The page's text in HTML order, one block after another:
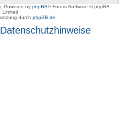
, Powered by phpBB® Forum Software © phpBB
Limited
durch phpBB.de